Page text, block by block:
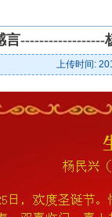
言------------------
上传时间: